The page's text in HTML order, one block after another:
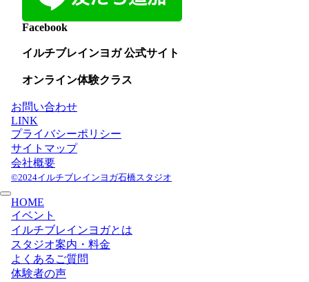
Facebook
イルチブレインヨガ 公式サイト
オンライン体験クラス
お問い合わせ
LINK
プライバシーポリシー
サイトマップ
会社概要
©2024イルチブレインヨガ石橋スタジオ
HOME
イベント
イルチブレインヨガとは
スタジオ案内・料金
よくあるご質問
体験者の声